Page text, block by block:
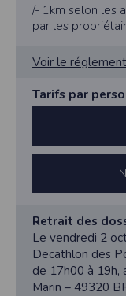
/- 1km selon les
par les
Voir le
Tarifs par
Retrait des
Le vendredi 2
Decathlon des
de 17h00 à 19h,
Marin – 49320